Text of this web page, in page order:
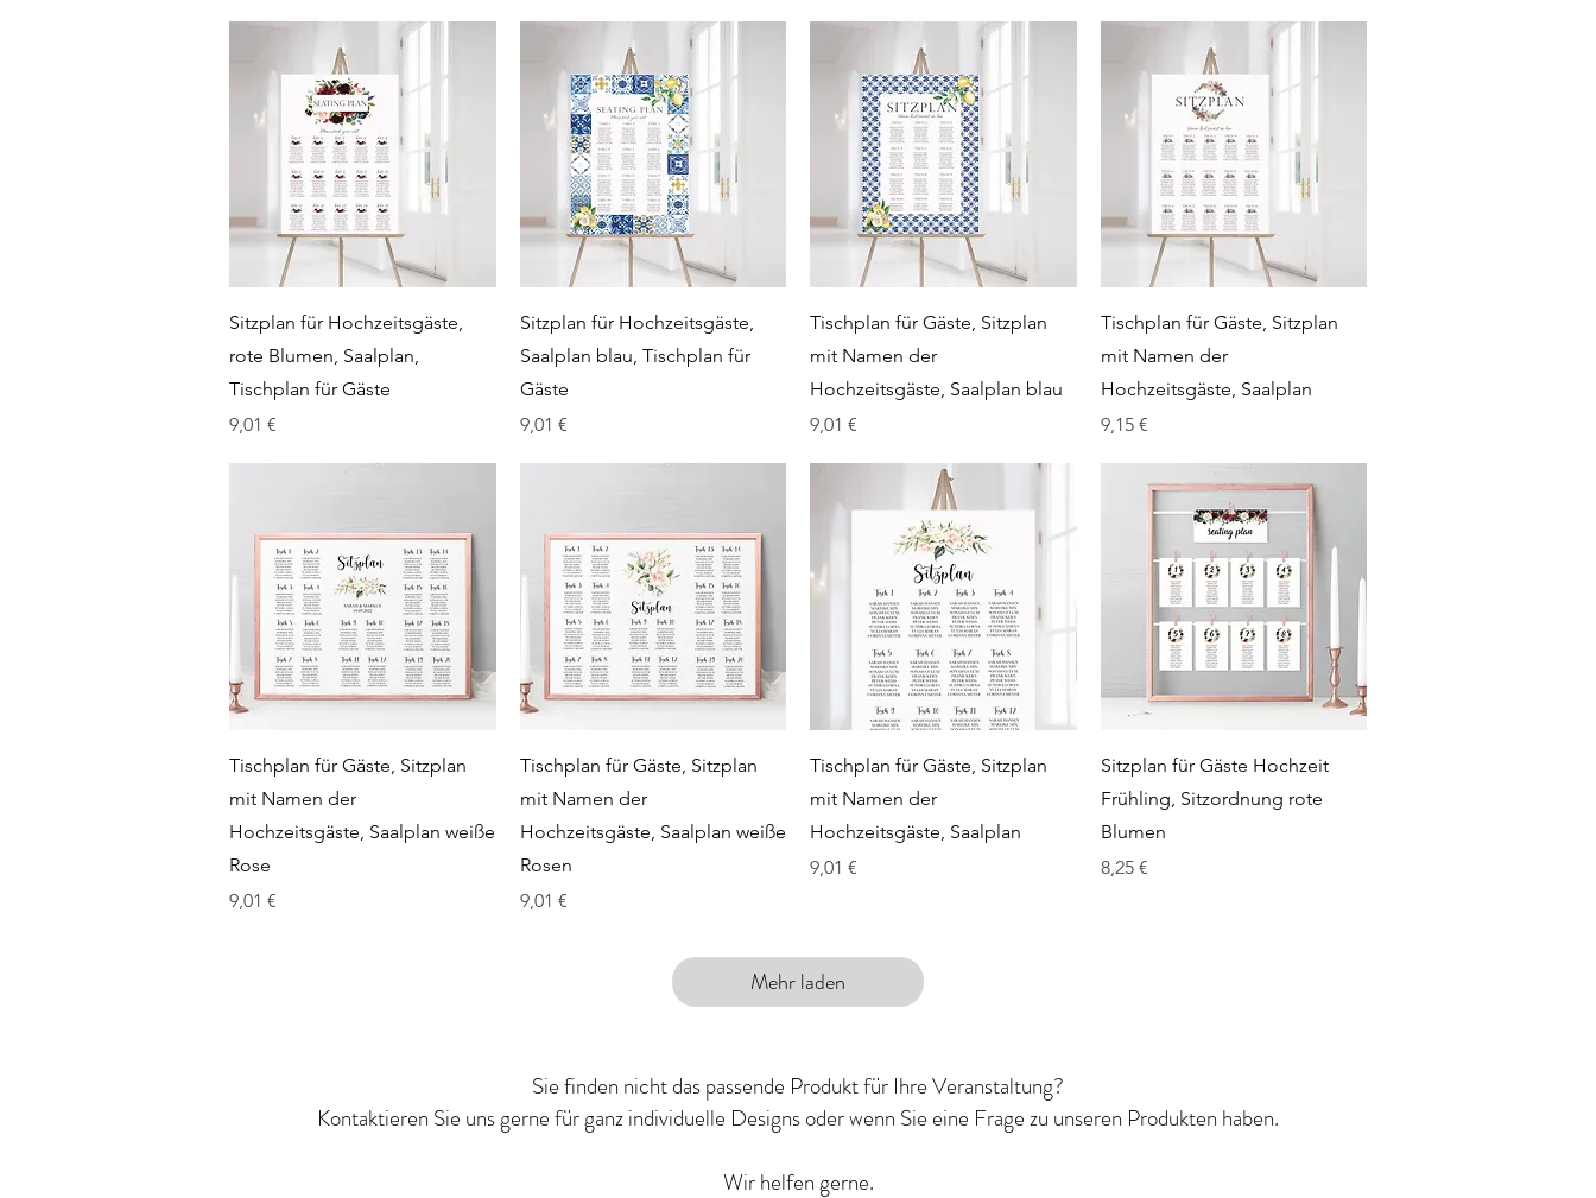
Schnellansicht
Sitzplan für Hochzeitsgäste,
rote Blumen, Saalplan,
Tischplan für Gäste
Preis
9,01 €
Schnellansicht
Sitzplan für Hochzeitsgäste,
Saalplan blau, Tischplan für
Gäste
Preis
9,01 €
Schnellansicht
Tischplan für Gäste, Sitzplan
mit Namen der
Hochzeitsgäste, Saalplan blau
Preis
9,01 €
Schnellansicht
Tischplan für Gäste, Sitzplan
mit Namen der
Hochzeitsgäste, Saalplan
Preis
9,15 €
Schnellansicht
Tischplan für Gäste, Sitzplan
mit Namen der
Hochzeitsgäste, Saalplan weiße
Rose
Preis
9,01 €
Schnellansicht
Tischplan für Gäste, Sitzplan
mit Namen der
Hochzeitsgäste, Saalplan weiße
Rosen
Preis
9,01 €
Schnellansicht
Tischplan für Gäste, Sitzplan
mit Namen der
Hochzeitsgäste, Saalplan
Preis
9,01 €
Schnellansicht
Sitzplan für Gäste Hochzeit
Frühling, Sitzordnung rote
Blumen
Preis
8,25 €
Mehr laden
Sie finden nicht das passende Produkt für Ihre Veranstaltung?
Kontaktieren Sie uns gerne für ganz individuelle Designs oder wenn Sie eine Frage zu unseren Produkten haben.
Wir helfen gerne.